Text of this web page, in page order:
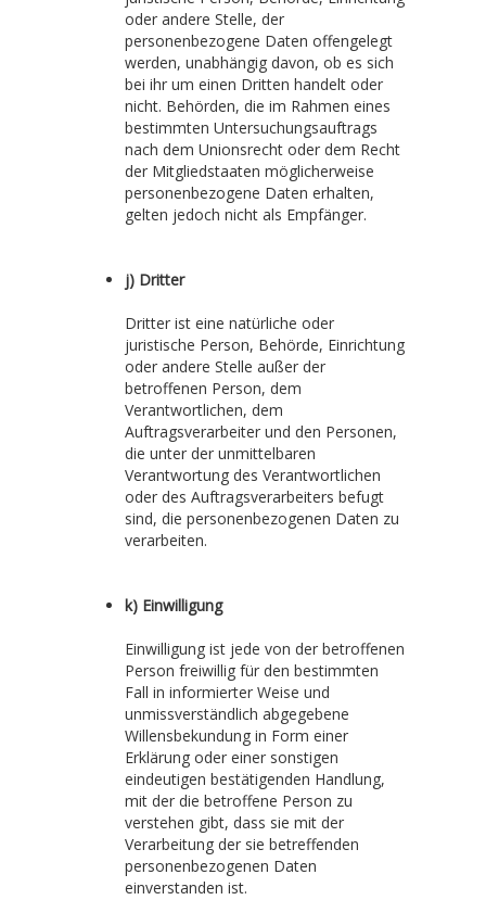
oder andere Stelle, der
personenbezogene Daten offengelegt
werden, unabhängig davon, ob es sich
bei ihr um einen Dritten handelt oder
nicht. Behörden, die im Rahmen eines
bestimmten Untersuchungsauftrags
nach dem Unionsrecht oder dem Recht
der Mitgliedstaaten möglicherweise
personenbezogene Daten erhalten,
gelten jedoch nicht als Empfänger.
j) Dritter
Dritter ist eine natürliche oder
juristische Person, Behörde, Einrichtung
oder andere Stelle außer der
betroffenen Person, dem
Verantwortlichen, dem
Auftragsverarbeiter und den Personen,
die unter der unmittelbaren
Verantwortung des Verantwortlichen
oder des Auftragsverarbeiters befugt
sind, die personenbezogenen Daten zu
verarbeiten.
k) Einwilligung
Einwilligung ist jede von der betroffenen
Person freiwillig für den bestimmten
Fall in informierter Weise und
unmissverständlich abgegebene
Willensbekundung in Form einer
Erklärung oder einer sonstigen
eindeutigen bestätigenden Handlung,
mit der die betroffene Person zu
verstehen gibt, dass sie mit der
Verarbeitung der sie betreffenden
personenbezogenen Daten
einverstanden ist.